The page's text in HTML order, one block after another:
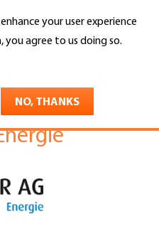
your user experience
agree to us doing so.
NO, THANKS
Search
Dach Wand